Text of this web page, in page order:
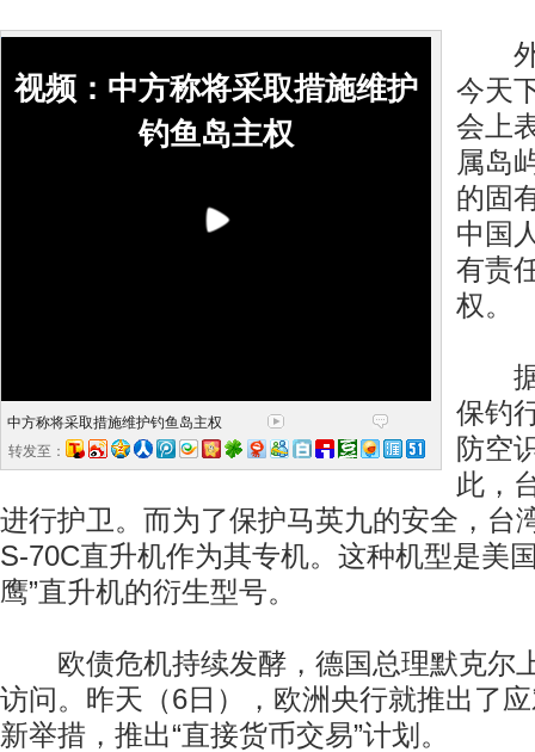
视频：中方称将采取措施维护
钓鱼岛主权
中方称将采取措施维护钓鱼岛主权
转发至：
外
今天
会上
属岛
的固
中国
有责
权。
据
保钓
防空
此，
进行护卫。而为了保护马英九的安全，台
S-70C直升机作为其专机。这种机型是美
鹰”直升机的衍生型号。
欧债危机持续发酵，德国总理默克尔
访问。昨天（6日），欧洲央行就推出了
新举措，推出“直接货币交易”计划。